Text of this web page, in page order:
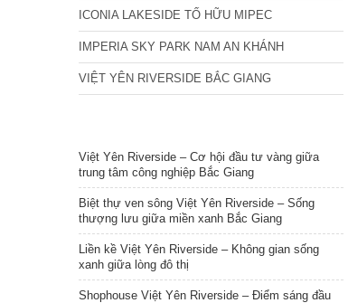
ICONIA LAKESIDE TỐ HỮU MIPEC
IMPERIA SKY PARK NAM AN KHÁNH
VIỆT YÊN RIVERSIDE BẮC GIANG
Việt Yên Riverside – Cơ hội đầu tư vàng giữa
trung tâm công nghiệp Bắc Giang
Biệt thự ven sông Việt Yên Riverside – Sống
thượng lưu giữa miền xanh Bắc Giang
Liền kề Việt Yên Riverside – Không gian sống
xanh giữa lòng đô thị
Shophouse Việt Yên Riverside – Điểm sáng đầu